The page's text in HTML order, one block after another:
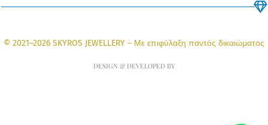
e
b
o
t
a
g
© 2021–2026 SKYROS JEWELLERY – Με επιφύλαξη παντός δικαιώματος
DESIGN & DEVELOPED BY